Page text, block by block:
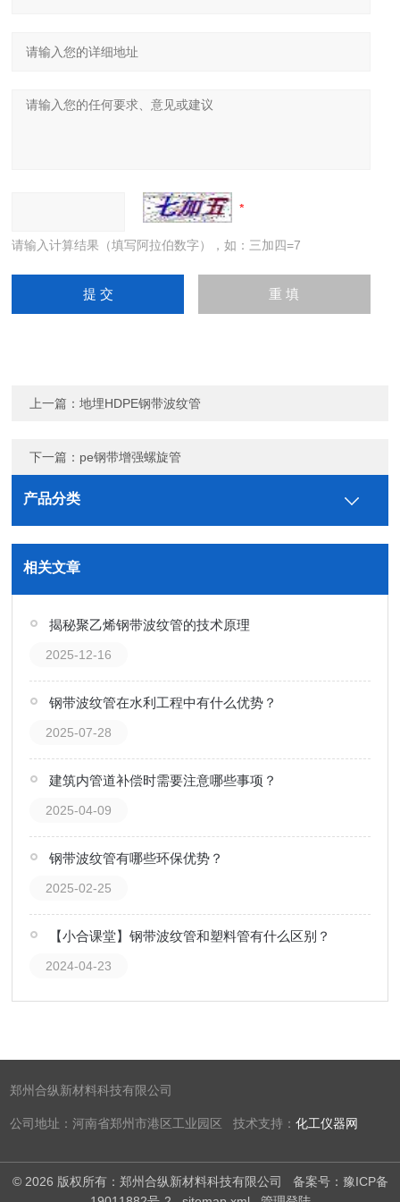
请输入计算结果（填写阿拉伯数字），如：三加四=7
上一篇：地埋HDPE钢带波纹管
下一篇： pe钢带增强螺旋管
产品分类
相关文章
揭秘聚乙烯钢带波纹管的技术原理
2025-12-16
钢带波纹管在水利工程中有什么优势？
2025-07-28
建筑内管道补偿时需要注意哪些事项？
2025-04-09
钢带波纹管有哪些环保优势？
2025-02-25
【小合课堂】钢带波纹管和塑料管有什么区别？
2024-04-23
郑州合纵新材料科技有限公司
公司地址：河南省郑州市港区工业园区 技术支持：化工仪器网
© 2026 版权所有：郑州合纵新材料科技有限公司 备案号：豫ICP备